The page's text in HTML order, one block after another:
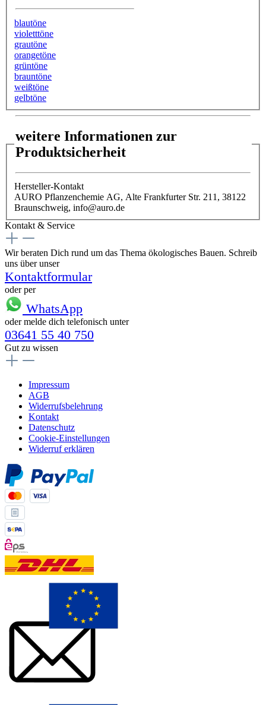
blautöne
violetttöne
grautöne
orangetöne
grüntöne
brauntöne
weißtöne
gelbtöne
weitere Informationen zur
Produktsicherheit
Hersteller-Kontakt
AURO Pflanzenchemie AG, Alte Frankfurter Str. 211, 38122
Braunschweig, info@auro.de
Kontakt & Service
Wir beraten Dich rund um das Thema ökologisches Bauen. Schreib
uns über unser
Kontaktformular
oder per
WhatsApp
oder melde dich telefonisch unter
03641 55 40 750
Gut zu wissen
Impressum
AGB
Widerrufsbelehrung
Kontakt
Datenschutz
Cookie-Einstellungen
Widerruf erklären